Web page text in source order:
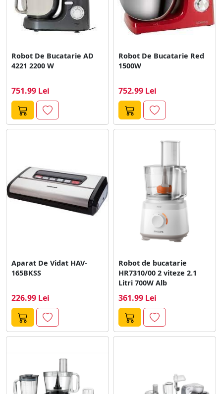
Robot De Bucatarie AD
4221 2200 W
751.99 Lei
Robot De Bucatarie Red
1500W
752.99 Lei
Aparat De Vidat HAV-
165BKSS
226.99 Lei
Robot de bucatarie
HR7310/00 2 viteze 2.1
Litri 700W Alb
361.99 Lei